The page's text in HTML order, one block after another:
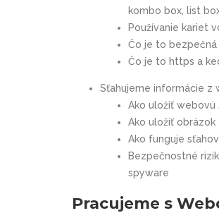
kombo box, list
Používanie kariet
Čo je to bezpečná
Čo je to https a
Sťahujeme informácie z
Ako uložiť webovú
Ako uložiť obrázok
Ako funguje
Bezpečnostné
spyware
Pracujeme s